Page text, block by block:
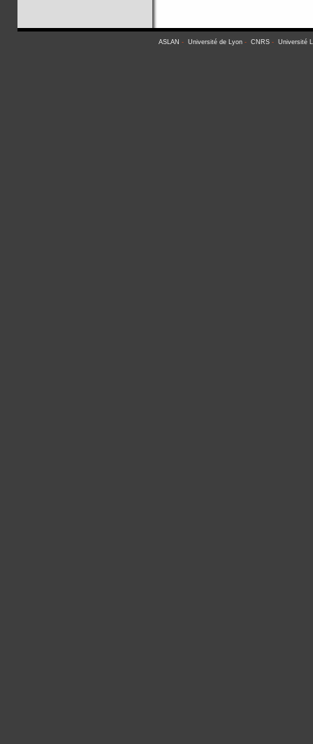
ASLAN - Université de Lyon- CNRS- Université